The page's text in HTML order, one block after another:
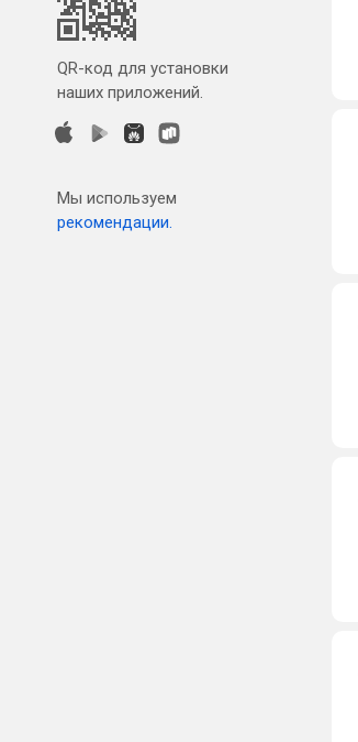
QR-код для установки
наших приложений.
Мы используем
рекомендации.